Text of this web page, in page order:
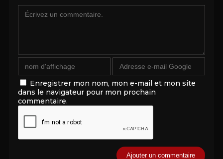
Enregistrer mon nom, mon e-mail et mon site
dans le navigateur pour mon prochain
commentaire.